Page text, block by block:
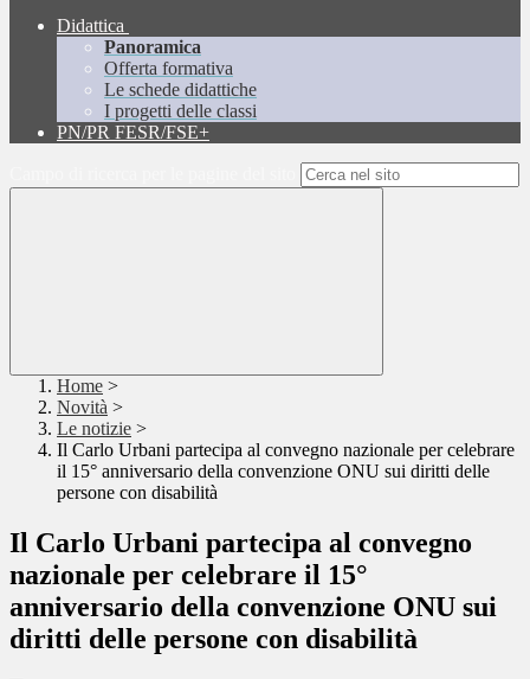
Didattica
Panoramica
Offerta formativa
Le schede didattiche
I progetti delle classi
PN/PR FESR/FSE+
Home >
Novità >
Le notizie >
Il Carlo Urbani partecipa al convegno nazionale per celebrare
il 15° anniversario della convenzione ONU sui diritti delle
persone con disabilità
Il Carlo Urbani partecipa al convegno
nazionale per celebrare il 15°
anniversario della convenzione ONU sui
diritti delle persone con disabilità